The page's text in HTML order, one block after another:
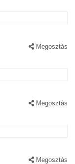
Megosztás
Megosztás
Megosztás